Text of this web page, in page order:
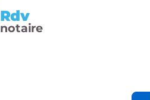
notaire
Rdv